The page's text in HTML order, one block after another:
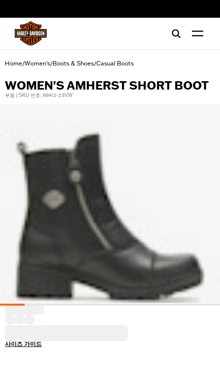
Home/Women's/Boots & Shoes/Casual Boots
WOMEN'S AMHERST SHORT BOOT
부품 | SKU 번호: 98412-23VW
사이즈 가이드